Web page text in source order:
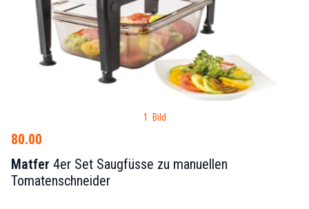
1 Bild
80.00
Matfer 4er Set Saugfüsse zu manuellen
Tomatenschneider